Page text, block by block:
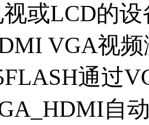
或LCD的
VGA视频
通过
自